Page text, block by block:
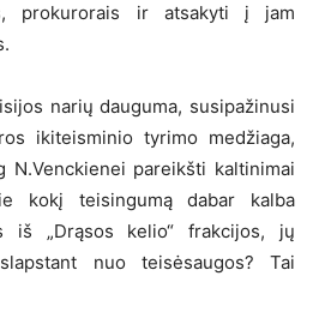
prokurorais ir atsakyti į jam
narių dauguma, susipažinusi
ikiteisminio tyrimo medžiaga,
N.Venckienei pareikšti kaltinimai
kokį teisingumą dabar kalba
iš „Drąsos kelio“ frakcijos, jų
nuo teisėsaugos? Tai